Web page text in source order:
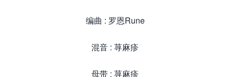
编曲 : 罗恩Rune
混音 : 荨麻疹
母带 : 荨麻疹